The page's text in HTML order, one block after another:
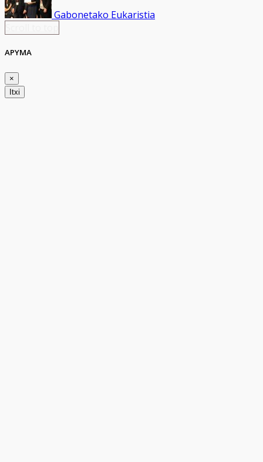
Gabonetako Eukaristia
APYMA
×
Itxi